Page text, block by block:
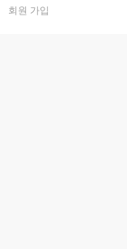
회원 가입